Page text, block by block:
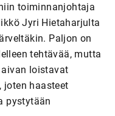
toiminnanjohtaja
Jyri Hietaharjulta
Paljon on
tehtävää, mutta
loistavat
haasteet
pystytään